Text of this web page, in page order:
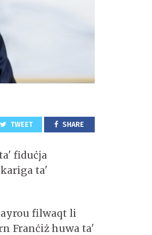
TWEET SHARE
fiduċja
ta'
filwaqt li
Franċiż huwa ta'